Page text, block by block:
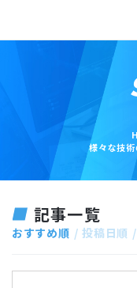
様々な技術
記事一覧
おすすめ順 投稿日順